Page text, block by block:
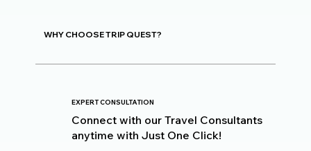
WHY CHOOSE TRIP QUEST?
EXPERT CONSULTATION
Connect with our Travel Consultants
anytime with Just One Click!